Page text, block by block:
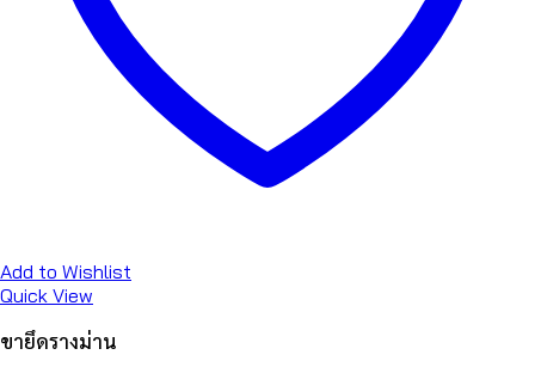
Add to Wishlist
Quick View
ขายึดรางม่าน